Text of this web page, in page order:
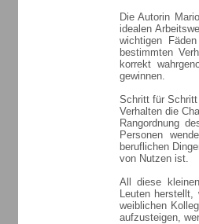
Die Autorin
idealen
wichtigen
bestimmten
korrekt
gewinnen.
Schritt für
Verhalten die
Rangordnung
Personen
beruflichen
von Nutzen ist.
All diese
Leuten
weiblichen
aufzusteigen,